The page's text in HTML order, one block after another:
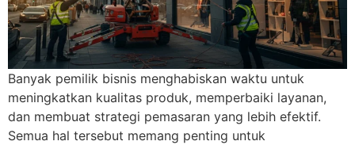
Banyak pemilik bisnis menghabiskan waktu untuk
meningkatkan kualitas produk, memperbaiki layanan,
dan membuat strategi pemasaran yang lebih efektif.
Semua hal tersebut memang penting untuk